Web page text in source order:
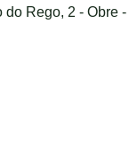
Rego, 2 - Obre